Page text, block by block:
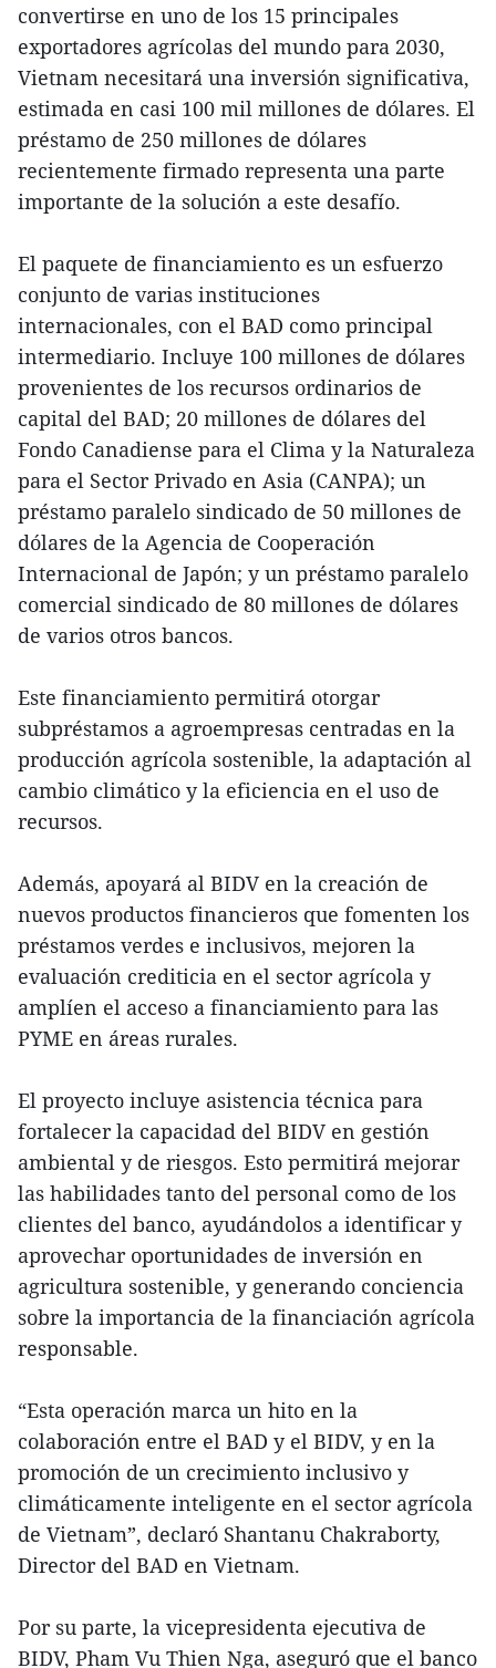
convertirse en uno de los 15 principales
exportadores agrícolas del mundo para 2030,
Vietnam necesitará una inversión significativa,
estimada en casi 100 mil millones de dólares. El
préstamo de 250 millones de dólares
recientemente firmado representa una parte
importante de la solución a este desafío.
El paquete de financiamiento es un esfuerzo
conjunto de varias instituciones
internacionales, con el BAD como principal
intermediario. Incluye 100 millones de dólares
provenientes de los recursos ordinarios de
capital del BAD; 20 millones de dólares del
Fondo Canadiense para el Clima y la Naturaleza
para el Sector Privado en Asia (CANPA); un
préstamo paralelo sindicado de 50 millones de
dólares de la Agencia de Cooperación
Internacional de Japón; y un préstamo paralelo
comercial sindicado de 80 millones de dólares
de varios otros bancos.
Este financiamiento permitirá otorgar
subpréstamos a agroempresas centradas en la
producción agrícola sostenible, la adaptación al
cambio climático y la eficiencia en el uso de
recursos.
Además, apoyará al BIDV en la creación de
nuevos productos financieros que fomenten los
préstamos verdes e inclusivos, mejoren la
evaluación crediticia en el sector agrícola y
amplíen el acceso a financiamiento para las
PYME en áreas rurales.
El proyecto incluye asistencia técnica para
fortalecer la capacidad del BIDV en gestión
ambiental y de riesgos. Esto permitirá mejorar
las habilidades tanto del personal como de los
clientes del banco, ayudándolos a identificar y
aprovechar oportunidades de inversión en
agricultura sostenible, y generando conciencia
sobre la importancia de la financiación agrícola
responsable.
“Esta operación marca un hito en la
colaboración entre el BAD y el BIDV, y en la
promoción de un crecimiento inclusivo y
climáticamente inteligente en el sector agrícola
de Vietnam”, declaró Shantanu Chakraborty,
Director del BAD en Vietnam.
Por su parte, la vicepresidenta ejecutiva de
BIDV, Pham Vu Thien Nga, aseguró que el banco